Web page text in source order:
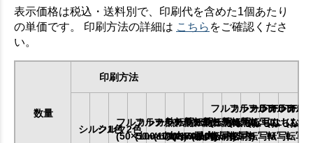
表示価格は税込・送料別で、印刷代を含めた1個あたり
の単価です。 印刷方法の詳細は こちら をご確認くださ
い。
数量
印刷方法
シルク1色
シルク2色
フルカラー熱転写SS
(50×50mm以内)
フルカラー熱転写S
(100×100mm以内)
フルカラー熱転写M
(170×170mm以内)
フルカラー熱転写L
(240×200mm以内)
フルカラー熱転写LL
(最大)
フルカラーDTF
(ふちなし)
転写SS
フルカラーDTF
(ふちなし)
転写S
フルカラー
(ふちなし)
転写M
フルカラ
(ふちなし)
転写L
フル
(ふち
転写